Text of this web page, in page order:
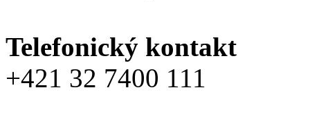
Telefonický kontakt
+421 32 7400 111